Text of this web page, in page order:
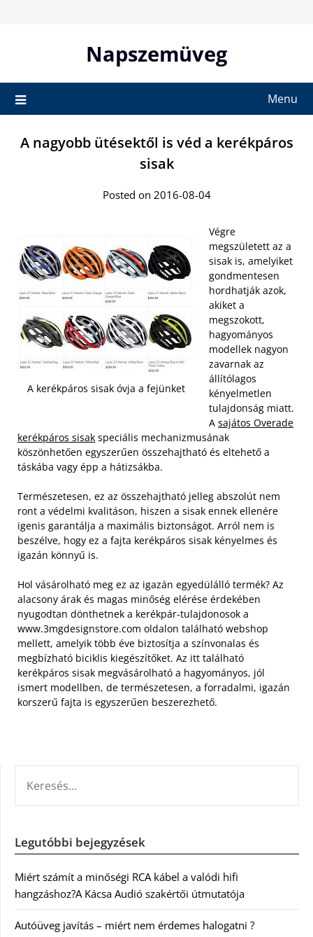
Napszemüveg
Menu
A nagyobb ütésektől is véd a kerékpáros
sisak
Posted on 2016-08-04
A kerékpáros sisak óvja a fejünket
Végre
megszületett az a
sisak is, amelyiket
gondmentesen
hordhatják azok,
akiket a
megszokott,
hagyományos
modellek nagyon
zavarnak az
állítólagos
kényelmetlen
tulajdonság miatt.
A sajátos Overade
kerékpáros sisak speciális mechanizmusának
köszönhetően egyszerűen összehajtható és eltehető a
táskába vagy épp a hátizsákba.
Természetesen, ez az összehajtható jelleg abszolút nem
ront a védelmi kvalitáson, hiszen a sisak ennek ellenére
igenis garantálja a maximális biztonságot. Arról nem is
beszélve, hogy ez a fajta kerékpáros sisak kényelmes és
igazán könnyű is.
Hol vásárolható meg ez az igazán egyedülálló termék? Az
alacsony árak és magas minőség elérése érdekében
nyugodtan dönthetnek a kerékpár-tulajdonosok a
www.3mgdesignstore.com oldalon található webshop
mellett, amelyik több éve biztosítja a színvonalas és
megbízható biciklis kiegészítőket. Az itt található
kerékpáros sisak megvásárolható a hagyományos, jól
ismert modellben, de természetesen, a forradalmi, igazán
korszerű fajta is egyszerűen beszerezhető.
Legutóbbi bejegyzések
Miért számít a minőségi RCA kábel a valódi hifi
hangzáshoz?A Kácsa Audió szakértői útmutatója
Autóüveg javítás – miért nem érdemes halogatni ?